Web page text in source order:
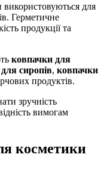
використовуються для
Герметичне
продукції та
ковпачки для
сиропів, ковпачки
продуктів.
зручність
вимогам
косметики